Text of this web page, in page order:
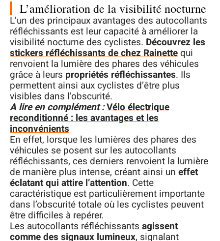
L’amélioration de la visibilité nocturne
L’un des principaux avantages des autocollants
réfléchissants est leur capacité à améliorer la
visibilité nocturne des cyclistes. Découvrez les
stickers réfléchissants de chez Rainette qui
renvoient la lumière des phares des véhicules
grâce à leurs propriétés réfléchissantes. Ils
permettent ainsi aux cyclistes d’être plus
visibles dans l’obscurité.
A lire en complément :Vélo électrique
reconditionné : les avantages et les
inconvénients
En effet, lorsque les lumières des phares des
véhicules se posent sur les autocollants
réfléchissants, ces derniers renvoient la lumière
de manière plus intense, créant ainsi un effet
éclatant qui attire l’attention. Cette
caractéristique est particulièrement importante
dans l’obscurité totale où les cyclistes peuvent
être difficiles à repérer.
Les autocollants réfléchissants agissent
comme des signaux lumineux, signalant